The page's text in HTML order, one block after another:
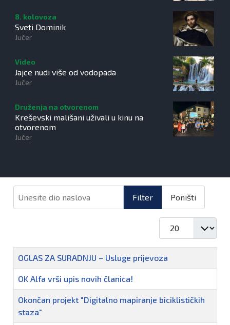
8. kolovoza
Sveti Dominik
Jučer
Video
Jajce nudi više od vodopada
Jučer
Druženja na otvorenom
Kreševski mališani uživali u kinu na
otvorenom
Jučer
Filter Poništi
Naziv
OGLAS ZA SURADNJU – Usluge prijevoza
OK Alfa vrši upis novih članica!
Okončan projekt "Digitalno mapiranje biciklističkih
staza"